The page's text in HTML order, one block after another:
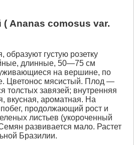
Ananas comosus var.
образуют густую розетку
длинные, 50—75 см
на вершине, по
Цветонос мясистый. Плод —
толстых завязей; внутренняя
вкусная, ароматная. На
продолжающий рост и
листьев (укороченный
развивается мало. Растет
Бразилии.